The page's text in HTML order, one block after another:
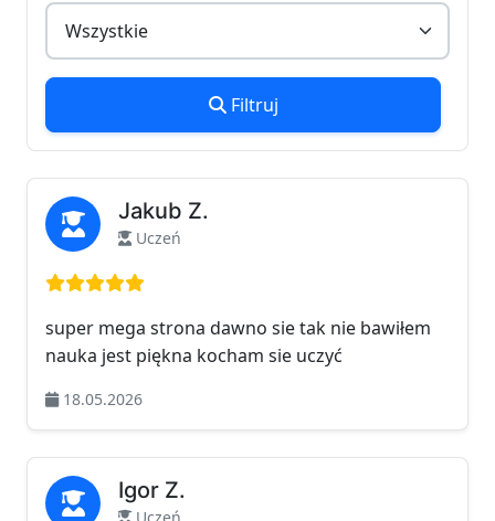
Filtruj
Jakub Z.
Uczeń
Ocena: 5 na 5
super mega strona dawno sie tak nie bawiłem
nauka jest piękna kocham sie uczyć
18.05.2026
Igor Z.
Uczeń